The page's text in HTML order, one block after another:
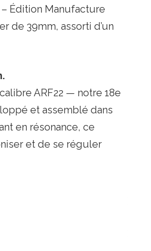
Édition Manufacture
de 39mm, assorti d’un
ARF22 — notre 18e
et assemblé dans
en résonance, ce
et de se réguler